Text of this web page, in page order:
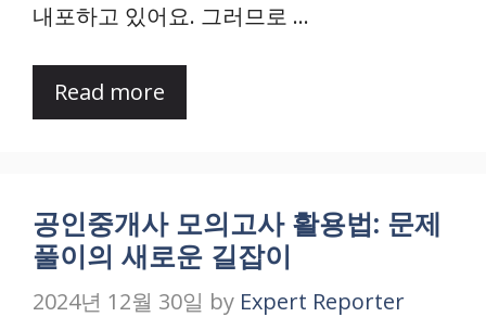
내포하고 있어요. 그러므로 …
Read more
공인중개사 모의고사 활용법: 문제
풀이의 새로운 길잡이
2024년 12월 30일 by Expert Reporter